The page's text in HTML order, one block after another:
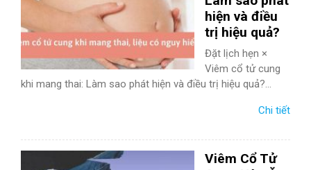
hiện và điều
trị hiệu quả?
Đặt lịch hẹn ×
Viêm cổ tử cung
khi mang thai: Làm sao phát hiện và điều trị hiệu quả?...
Chi tiết
Viêm Cổ Tử